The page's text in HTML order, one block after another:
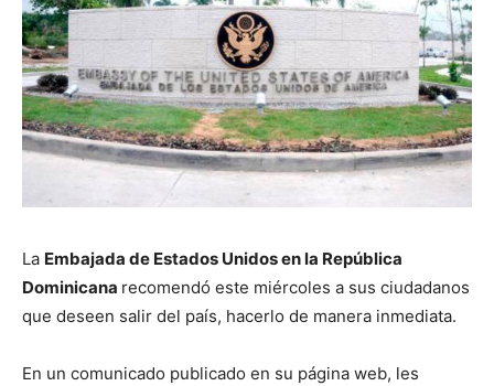
La Embajada de Estados Unidos en la República
Dominicana recomendó este miércoles a sus ciudadanos
que deseen salir del país, hacerlo de manera inmediata.
En un comunicado publicado en su página web, les